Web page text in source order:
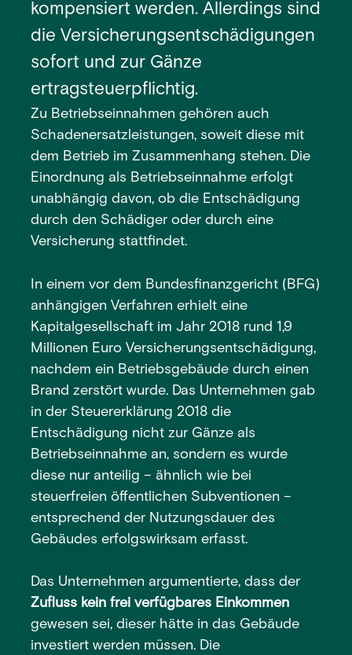
kompensiert werden. Allerdings sind
die Versicherungsentschädigungen
sofort und zur Gänze
ertragsteuerpflichtig.
Zu Betriebseinnahmen gehören auch
Schadenersatzleistungen, soweit diese mit
dem Betrieb im Zusammenhang stehen. Die
Einordnung als Betriebseinnahme erfolgt
unabhängig davon, ob die Entschädigung
durch den Schädiger oder durch eine
Versicherung stattfindet.
In einem vor dem Bundesfinanzgericht (BFG)
anhängigen Verfahren erhielt eine
Kapitalgesellschaft im Jahr 2018 rund 1,9
Millionen Euro Versicherungsentschädigung,
nachdem ein Betriebsgebäude durch einen
Brand zerstört wurde. Das Unternehmen gab
in der Steuererklärung 2018 die
Entschädigung nicht zur Gänze als
Betriebseinnahme an, sondern es wurde
diese nur anteilig – ähnlich wie bei
steuerfreien öffentlichen Subventionen –
entsprechend der Nutzungsdauer des
Gebäudes erfolgswirksam erfasst.
Das Unternehmen argumentierte, dass der
Zufluss kein frei verfügbares Einkommen
gewesen sei, dieser hätte in das Gebäude
investiert werden müssen. Die